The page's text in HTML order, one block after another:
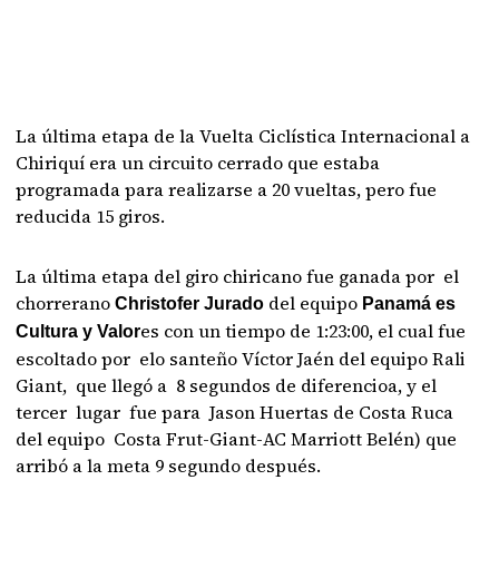
La última etapa de la Vuelta Ciclística Internacional a
Chiriquí era un circuito cerrado que estaba
programada para realizarse a 20 vueltas, pero fue
reducida 15 giros.
La última etapa del giro chiricano fue ganada por el
chorreranoChristofer Jurado del equipo Panamá es
Cultura y Valores con un tiempo de 1:23:00, el cual fue
escoltado por elo santeño Víctor Jaén del equipo Rali
Giant, que llegó a 8 segundos de diferencioa, y el
tercer lugar fue para Jason Huertas de Costa Ruca
del equipo Costa Frut-Giant-AC Marriott Belén) que
arribó a la meta 9 segundo después.